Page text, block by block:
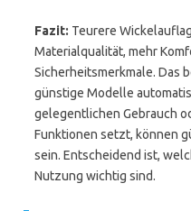
Fazit: Teurere
Materialqualität, mehr
Sicherheitsmerkmale. Das
günstige Modelle
gelegentlichen Gebrauch
Funktionen setzt, können
sein. Entscheidend ist,
Nutzung wichtig sind.